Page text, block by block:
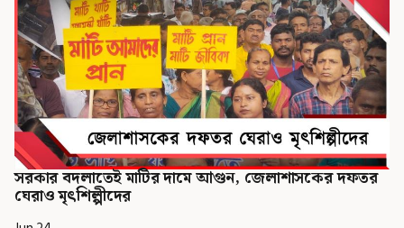
সরকার বদলাতেই মাটির দামে আগুন, জেলাশাসকের দফতর
ঘেরাও মৃৎশিল্পীদের